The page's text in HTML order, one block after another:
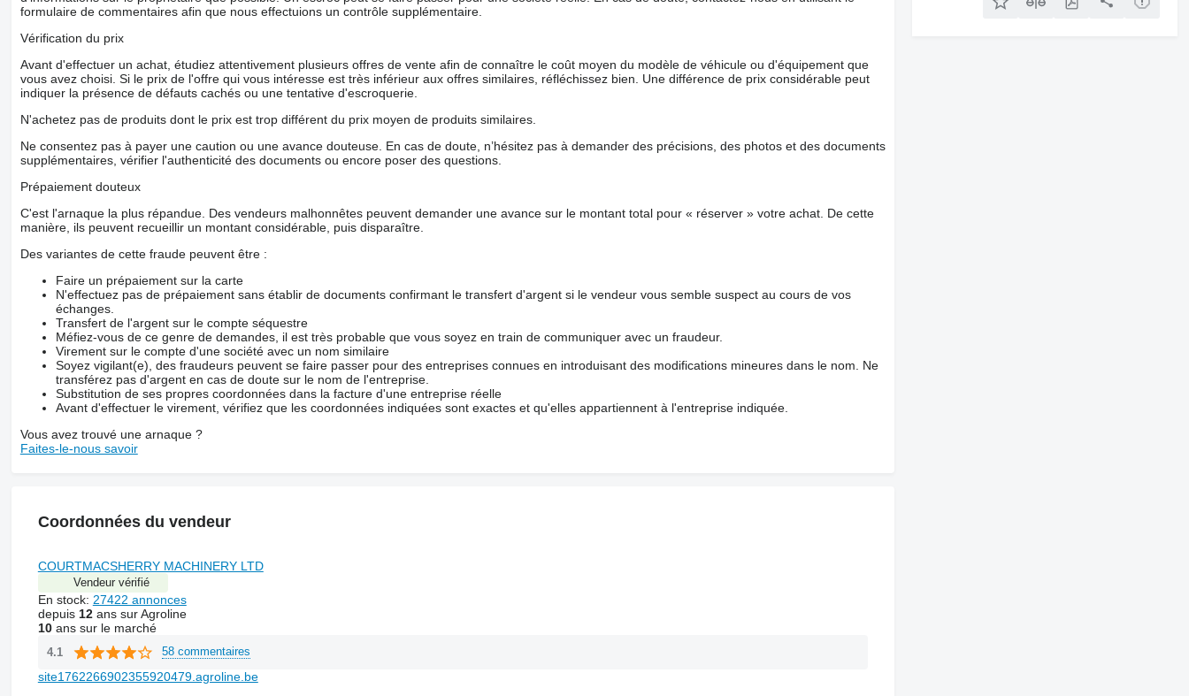
formulaire de commentaires afin que nous effectuions un contrôle supplémentaire.
Vérification du prix
Avant d'effectuer un achat, étudiez attentivement plusieurs offres de vente afin de connaître le coût moyen du modèle de véhicule ou d'équipement que
vous avez choisi. Si le prix de l'offre qui vous intéresse est très inférieur aux offres similaires, réfléchissez bien. Une différence de prix considérable peut
indiquer la présence de défauts cachés ou une tentative d'escroquerie.
N'achetez pas de produits dont le prix est trop différent du prix moyen de produits similaires.
Ne consentez pas à payer une caution ou une avance douteuse. En cas de doute, n’hésitez pas à demander des précisions, des photos et des documents
supplémentaires, vérifier l'authenticité des documents ou encore poser des questions.
Prépaiement douteux
C'est l'arnaque la plus répandue. Des vendeurs malhonnêtes peuvent demander une avance sur le montant total pour « réserver » votre achat. De cette
manière, ils peuvent recueillir un montant considérable, puis disparaître.
Des variantes de cette fraude peuvent être :
Faire un prépaiement sur la carte
N'effectuez pas de prépaiement sans établir de documents confirmant le transfert d'argent si le vendeur vous semble suspect au cours de vos
échanges.
Transfert de l'argent sur le compte séquestre
Méfiez-vous de ce genre de demandes, il est très probable que vous soyez en train de communiquer avec un fraudeur.
Virement sur le compte d'une société avec un nom similaire
Soyez vigilant(e), des fraudeurs peuvent se faire passer pour des entreprises connues en introduisant des modifications mineures dans le nom. Ne
transférez pas d'argent en cas de doute sur le nom de l'entreprise.
Substitution de ses propres coordonnées dans la facture d'une entreprise réelle
Avant d'effectuer le virement, vérifiez que les coordonnées indiquées sont exactes et qu'elles appartiennent à l'entreprise indiquée.
Vous avez trouvé une arnaque ?
Faites-le-nous savoir
Coordonnées du vendeur
COURTMACSHERRY MACHINERY LTD
Vendeur vérifié
En stock: 27422 annonces
depuis 12ans sur Agroline
10ans sur le marché
4.1 58 commentaires
site1762266902355920479.agroline.be